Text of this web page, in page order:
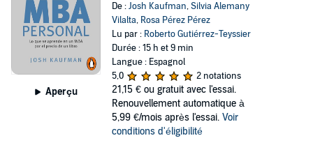
Aperçu
De :Josh Kaufman,Silvia Alemany
Vilalta, Rosa Pérez Pérez
Lu par : Roberto Gutiérrez-Teyssier
Durée : 15 h et 9 min
Langue : Espagnol
5,0
2 notations
21,15 € ou gratuit avec l'essai.
Renouvellement automatique à
5,99 €/mois après l'essai. Voir
conditions d'éligibilité